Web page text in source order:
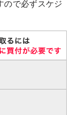
ので必ずスケジ